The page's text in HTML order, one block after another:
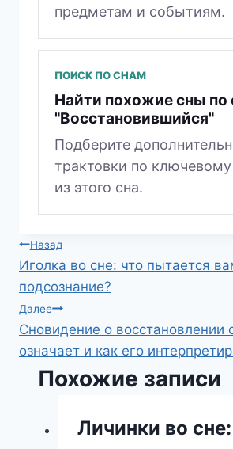
предметам и событиям.
ПОИСК ПО СНАМ
Найти похожие сны по
"Восстановившийся"
Подберите
трактовки по
из этого сна.
Навигация
по
записям
Назад
Иголка во сне: что пытается
подсознание?
Далее
Сновидение о восстановлении
означает и как его
Похожие записи
Личинки во сне: